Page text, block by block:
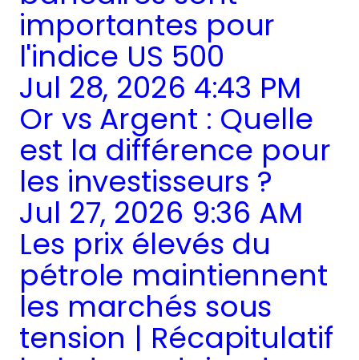
importantes pour
l'indice US 500
Jul 28, 2026 4:43 PM
Or vs Argent : Quelle
est la différence pour
les investisseurs ?
Jul 27, 2026 9:36 AM
Les prix élevés du
pétrole maintiennent
les marchés sous
tension | Récapitulatif